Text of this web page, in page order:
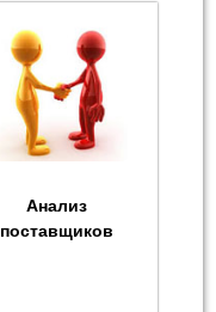
Анализ
поставщиков